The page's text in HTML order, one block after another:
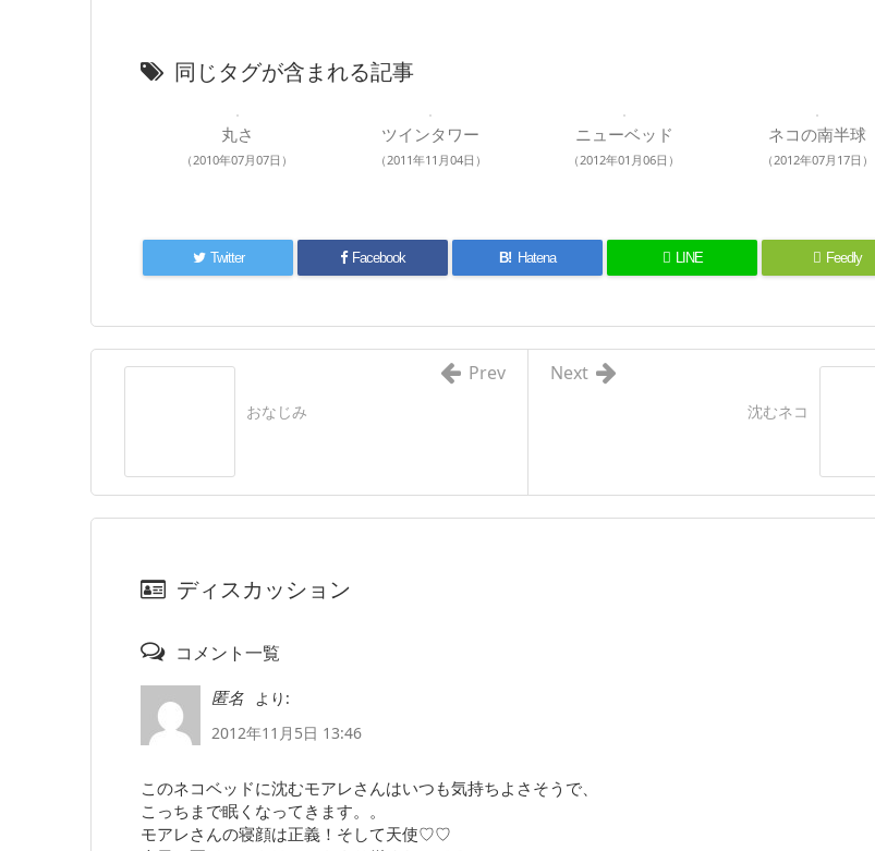
同じタグが含まれる記事
丸さ
（2010年07月07日）
ツインタワー
（2011年11月04日）
ニューベッド
（2012年01月06日）
ネコの南半球
（2012年07月17日）
Twitter Facebook B! Hatena LINE Feedly
沈むネコ
Next
おなじみ
Prev
ディスカッション
コメント一覧
匿名
より:
2012年11月5日 13:46
このネコベッドに沈むモアレさんはいつも気持ちよさそうで、
こっちまで眠くなってきます。。
モアレさんの寝顔は正義！そして天使♡♡